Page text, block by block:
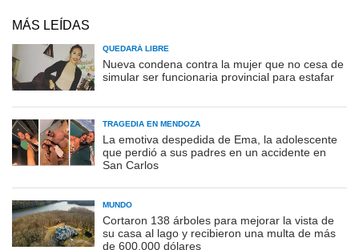
MÁS LEÍDAS
QUEDARÁ LIBRE
Nueva condena contra la mujer que no cesa de
simular ser funcionaria provincial para estafar
TRAGEDIA EN MENDOZA
La emotiva despedida de Ema, la adolescente
que perdió a sus padres en un accidente en
San Carlos
MUNDO
Cortaron 138 árboles para mejorar la vista de
su casa al lago y recibieron una multa de más
de 600.000 dólares